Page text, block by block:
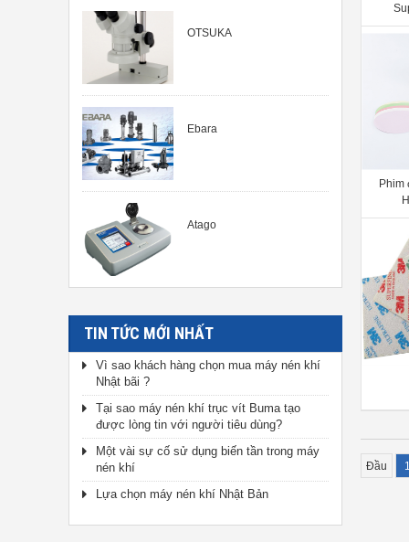
OTSUKA
Ebara
Atago
TIN TỨC MỚI NHẤT
Vì sao khách hàng chọn mua máy nén khí
Nhật bãi ?
Tại sao máy nén khí trục vít Buma tạo
được lòng tin với người tiêu dùng?
Một vài sự cố sử dụng biến tần trong máy
nén khí
Lựa chọn máy nén khí Nhật Bản
Phim
Đầu